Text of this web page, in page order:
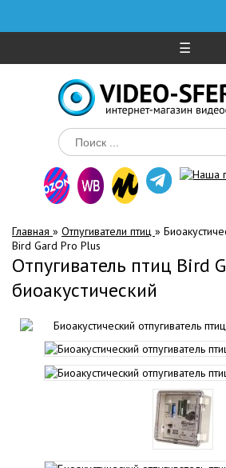
☰
Главная » Отпугиватели птиц »
Bird Gard Pro Plus
Отпугиватель птиц Bird
биоакустический